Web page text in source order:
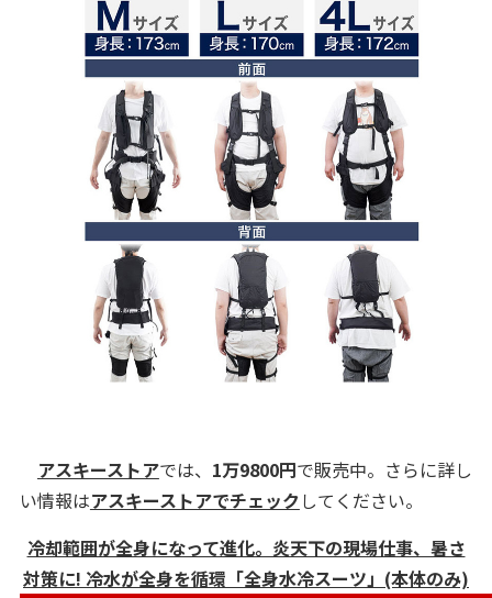
アスキーストアでは、 1万9800円で販売中。さらに詳し
い情報はアスキーストアでチェックしてください。
冷却範囲が全身になって進化。炎天下の現場仕事、暑さ
対策に! 冷水が全身を循環「全身水冷スーツ」(本体のみ)